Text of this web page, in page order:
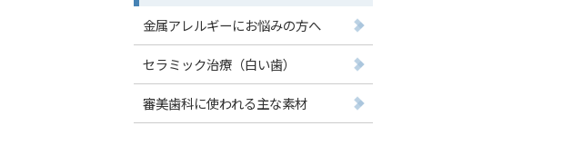
金属アレルギーにお悩みの方へ
セラミック治療（白い歯）
審美歯科に使われる主な素材